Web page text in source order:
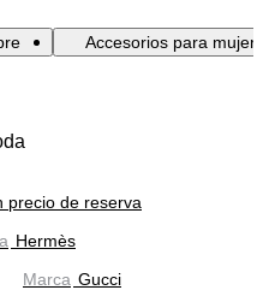
Accesorios para mujer
precio de reserva
Hermès
Marca Gucci